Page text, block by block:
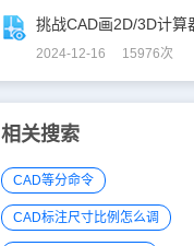
2024-12-16 15976次
相关搜索
CAD等分命令
CAD标注尺寸比例怎么调